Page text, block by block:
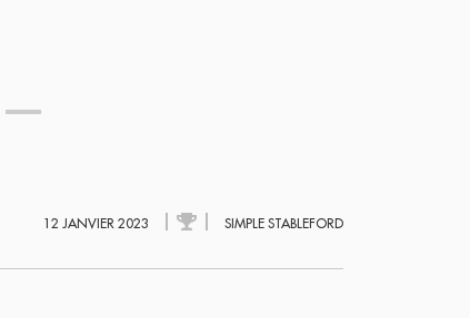
12 JANVIER 2023 SIMPLE STABLEFORD